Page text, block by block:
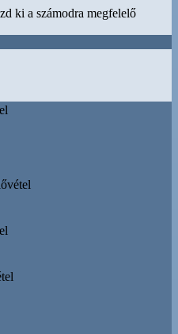
ki a számodra megfelelő